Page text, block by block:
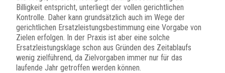
Billigkeit entspricht, unterliegt der vollen gerichtlichen
Kontrolle. Daher kann grundsätzlich auch im Wege der
gerichtlichen Ersatzleistungsbestimmung eine Vorgabe von
Zielen erfolgen. In der Praxis ist aber eine solche
Ersatzleistungsklage schon aus Gründen des Zeitablaufs
wenig zielführend, da Zielvorgaben immer nur für das
laufende Jahr getroffen werden können.